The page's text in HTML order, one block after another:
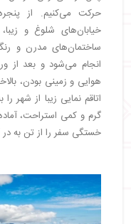
حرکت می‌کنیم. از
خیابان‌های شلوغ و
ساختمان‌های مدرن و
انجام می‌شود و بعد از
هوایی و زمینی بودن،
اتاقم نمایی زیبا از
گرم و کمی استراحت،
خستگی سفر را از تن به در